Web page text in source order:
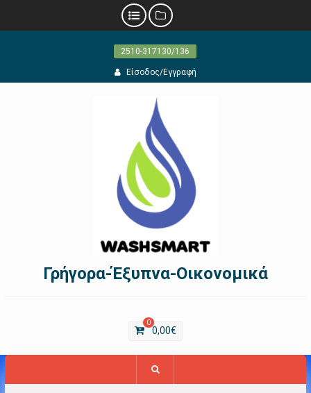
2510-317130/136
Είσοδος/Εγγραφή
Γρήγορα-Έξυπνα-Οικονομικά
0
0,00€